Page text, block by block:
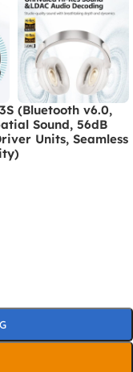
(Bluetooth v6.0,
Sound, 56dB
Units, Seamless